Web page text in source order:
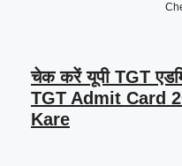
चेक करें यूपी TGT
TGT Admit Card
Kare